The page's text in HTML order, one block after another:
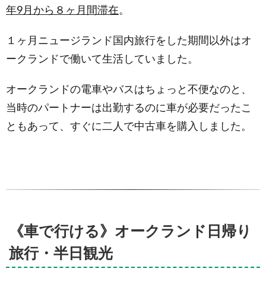
ビーチ
(Karekare
2.2.1.
“まるで
ような
色！？
2.3.
2.3.1.
ベスト
シーズ
年9月から８ヶ月間滞在。
１ヶ月ニュージランド国内旅行をした期間以外はオ
ークランドで働いて生活していました。
オークランドの電車やバスはちょっと不便なのと、
当時のパートナーは出勤するのに車が必要だったこ
ともあって、すぐに二人で中古車を購入しました。
《車で行ける》オークランド日帰り
旅行・半日観光